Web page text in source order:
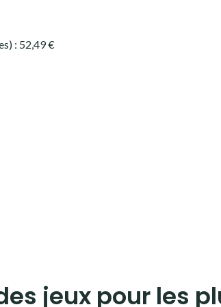
: 52,49 €
jeux pour les